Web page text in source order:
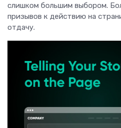
слишком большим выбором.
призывов к действию на
отдачу.